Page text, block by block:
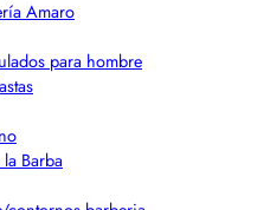
Amaro
para hombre
Barba